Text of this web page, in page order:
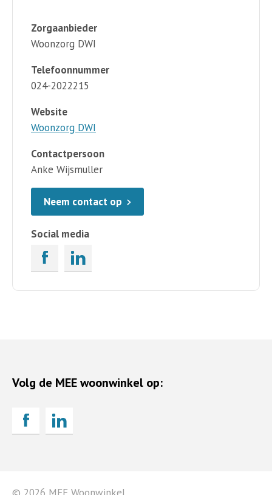
Zorgaanbieder
Woonzorg DWI
Telefoonnummer
024-2022215
Website
Woonzorg DWI
Contactpersoon
Anke Wijsmuller
Neem contact op
Social media
Volg de MEE woonwinkel op: